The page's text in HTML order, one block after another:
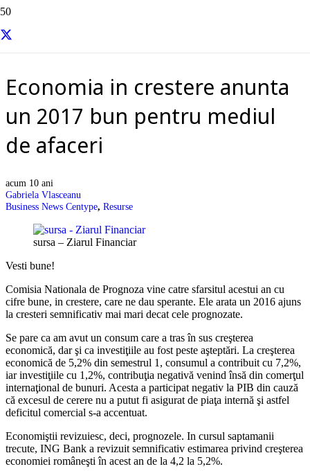
Economia in crestere anunta
un 2017 bun pentru mediul
de afaceri
acum 10 ani
Gabriela Vlasceanu
Business News Centype, Resurse
sursa – Ziarul Financiar
Vesti bune!
Comisia Nationala de Prognoza vine catre sfarsitul acestui an cu
cifre bune, in crestere, care ne dau sperante. Ele arata un 2016 ajuns
la cresteri semnificativ mai mari decat cele prognozate.
Se pare ca am avut un consum care a tras în sus creşterea
economică, dar şi ca investiţiile au fost peste aşteptări. La creşterea
economică de 5,2% din semestrul 1, consumul a contribuit cu 7,2%,
iar investiţiile cu 1,2%, contribuţia negativă venind însă din comerţul
internaţional de bunuri. Acesta a participat negativ la PIB din cauză
că excesul de cerere nu a putut fi asigurat de piaţa internă şi astfel
deficitul comercial s-a accentuat.
Economiştii revizuiesc, deci, prognozele. In cursul saptamanii
trecute, ING Bank a revizuit semnificativ estimarea privind creşterea
economiei româneşti în acest an de la 4,2 la 5,2%.